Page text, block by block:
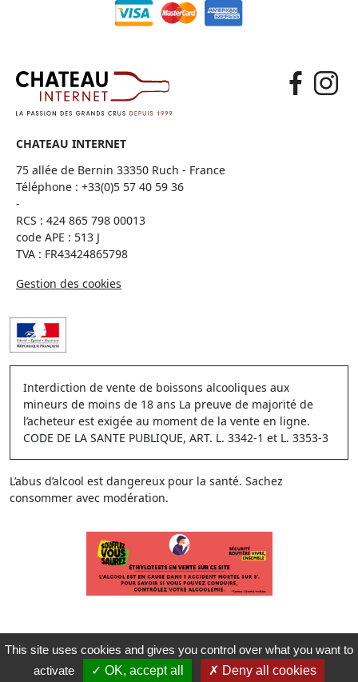
CHATEAU INTERNET
75 allée de Bernin 33350 Ruch - France
Téléphone : +33(0)5 57 40 59 36
-
RCS : 424 865 798 00013
code APE : 513 J
TVA : FR43424865798
Gestion des cookies
Interdiction de vente de boissons alcooliques aux
mineurs de moins de 18 ans La preuve de majorité de
l’acheteur est exigée au moment de la vente en ligne.
CODE DE LA SANTE PUBLIQUE, ART. L. 3342-1 et L. 3353-3
L’abus d’alcool est dangereux pour la santé. Sachez
consommer avec modération.
This site uses cookies and gives you control over what you want to
activate
OK, accept all Deny all cookies